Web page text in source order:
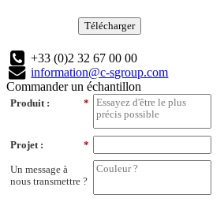
Télécharger
+33 (0)2 32 67 00 00
information@c-sgroup.com
Commander un échantillon
*
Produit :
*
Projet :
Un message à
nous transmettre ?